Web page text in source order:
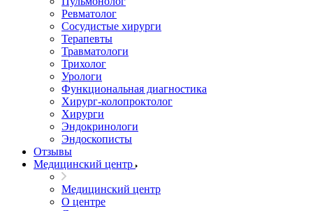
Ревматолог
Сосудистые хирурги
Терапевты
Травматологи
Трихолог
Урологи
Функциональная диагностика
Хирург-колопроктолог
Хирурги
Эндокринологи
Эндоскописты
Отзывы
Медицинский центр
Медицинский центр
О центре